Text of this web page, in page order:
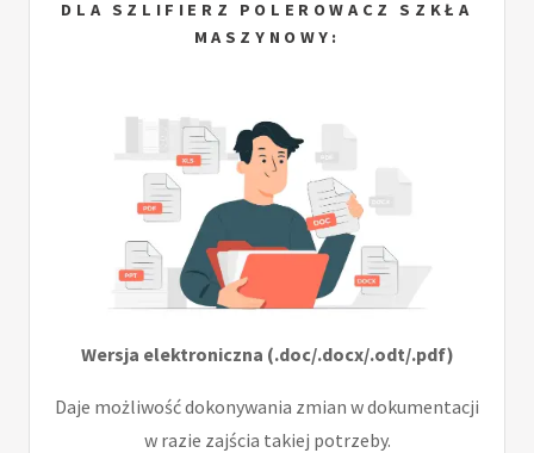
DLA SZLIFIERZ POLEROWACZ SZKŁA
MASZYNOWY:
Wersja elektroniczna (.doc/.docx/.odt/.pdf)
Daje możliwość dokonywania zmian w dokumentacji
w razie zajścia takiej potrzeby.